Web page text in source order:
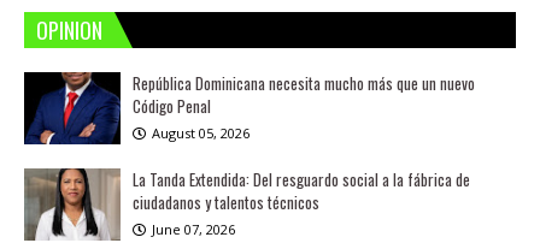
OPINION
República Dominicana necesita mucho más que un nuevo
Código Penal
August 05, 2026
La Tanda Extendida: Del resguardo social a la fábrica de
ciudadanos y talentos técnicos
June 07, 2026